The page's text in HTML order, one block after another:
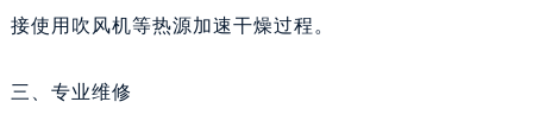
接使用吹风机等热源加速干燥过程。
三、专业维修